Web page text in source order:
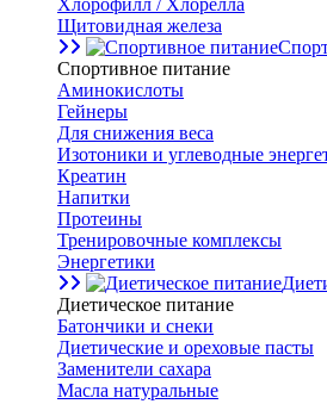
Хлорофилл / Хлорелла
Щитовидная железа
Спортивное питание
Аминокислоты
Гейнеры
Для снижения веса
Изотоники и углеводные
Креатин
Напитки
Протеины
Тренировочные комплексы
Энергетики
Диетическое питание
Батончики и снеки
Диетические и ореховые пасты
Заменители сахара
Масла натуральные